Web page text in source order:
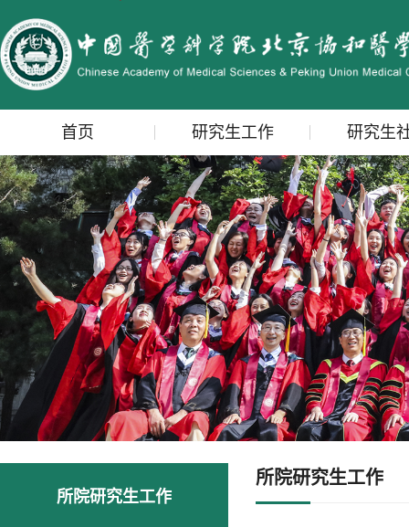
首页 研究生工作 研究生
所院研究生工作
所院研究生工作